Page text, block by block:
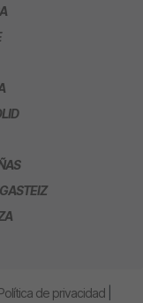
de privacidad